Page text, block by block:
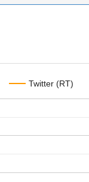
Twitter (RT)